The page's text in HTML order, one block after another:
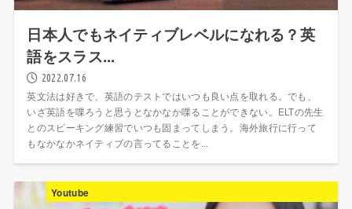
日本人でもネイティブレベルになれる？英
語をスラス...
2022.07.16
英文法は好きで、英語のテストではいつも良い点を取れる。でも、
いざ英語を喋ろうと思うとなかなか喋ることができない。ELTの先生
とのスピーキング練習でいつも固まってしまう。海外旅行に行って
もなかなかネイティブの言ってることを...
Youtube